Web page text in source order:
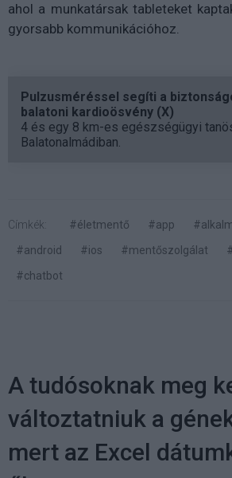
ahol a munkatársak tableteket
gyorsabb kommunikációhoz.
Pulzusméréssel segíti a
balatoni kardioösvény (X)
4 és egy 8 km-es egészségügyi
Balatonalmádiban.
Címkék: #életmentő #app
#android
#ios #mentőszolgálat
#chatbot
A tudósoknak meg
változtatniuk a
mert az Excel